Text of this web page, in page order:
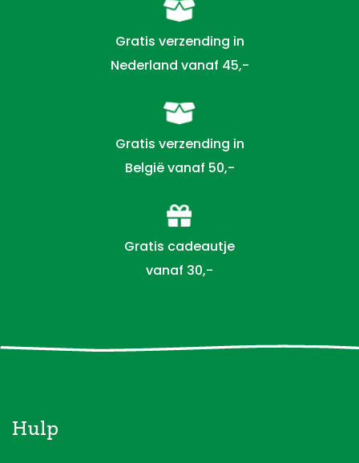
Gratis verzending in
Nederland vanaf 45,-
Gratis verzending in
België vanaf 50,-
Gratis cadeautje
vanaf 30,-
Hulp